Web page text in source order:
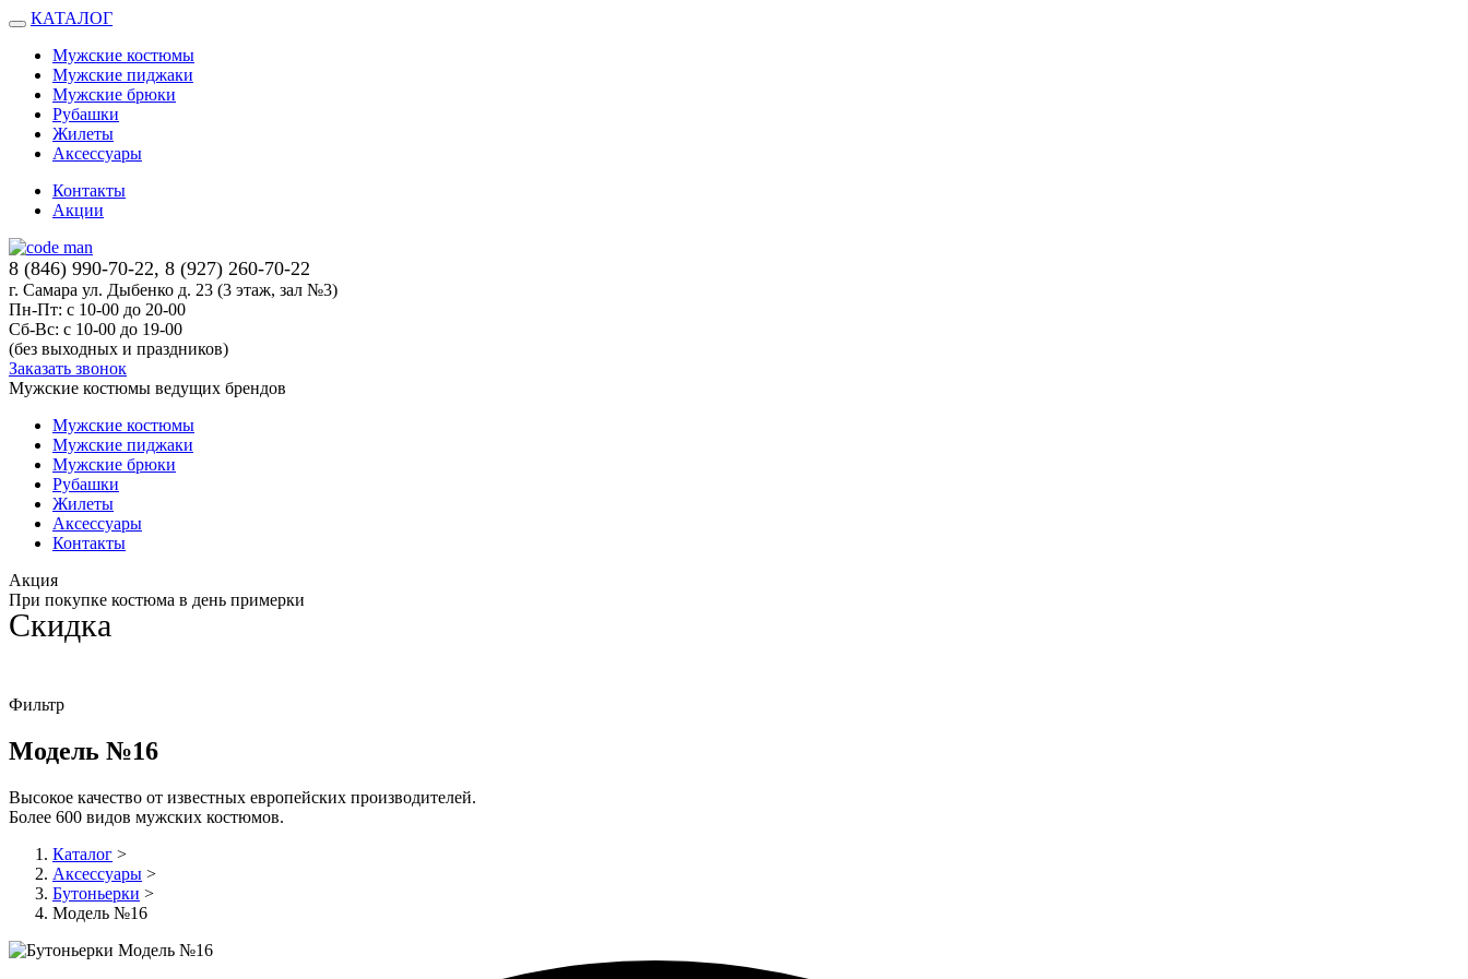
КАТАЛОГ
Мужские костюмы
Мужские пиджаки
Мужские брюки
Рубашки
Жилеты
Аксессуары
Контакты
Акции
8 (846) 990-70-22, 8 (927) 260-70-22
г. Самара ул. Дыбенко д. 23 (3 этаж, зал №3)
Пн-Пт: с 10-00 до 20-00
Сб-Вс: с 10-00 до 19-00
(без выходных и праздников)
Заказать звонок
Мужские костюмы ведущих брендов
Мужские костюмы
Мужские пиджаки
Мужские брюки
Рубашки
Жилеты
Аксессуары
Контакты
Акция
При покупке костюма в день примерки
Скидка
20
Фильтр
Модель №16
Высокое качество от известных европейских производителей.
Более 600 видов мужских костюмов.
Каталог >
Аксессуары >
Бутоньерки >
Модель №16